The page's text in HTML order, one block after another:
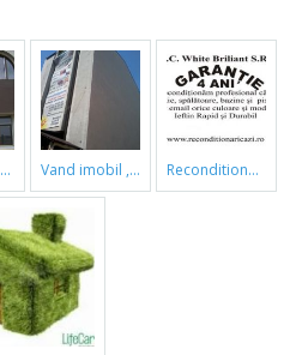
vand imobil ,790m,piata gorjului,pret negociabil reconditionari cazi de baie